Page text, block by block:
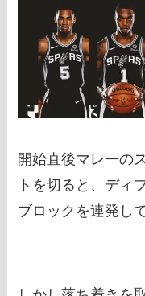
開始直後マレーの
トを切ると、ディ
ブロックを連発し